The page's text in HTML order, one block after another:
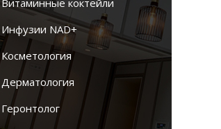
Витаминные коктейли
Инфузии NAD+
Косметология
Дерматология
Геронтолог